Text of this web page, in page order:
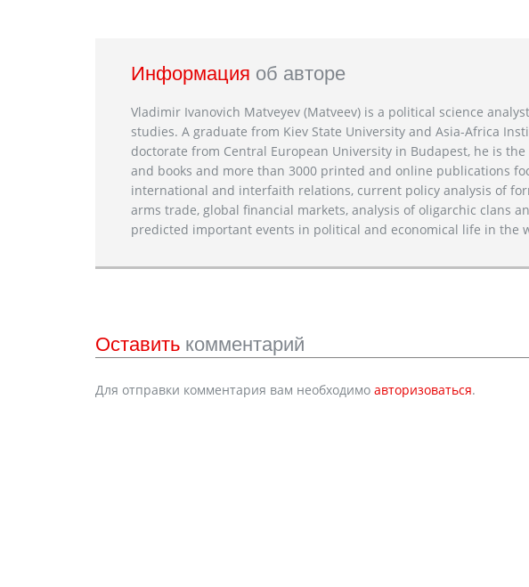
Информация об авторе
Vladimir Ivanovich Matveyev (Matveev) is a political science
studies. A graduate from Kiev State University and Asia-Africa
doctorate from Central European University in Budapest, he is
and books and more than 3000 printed and online publications
international and interfaith relations, current policy analysis of
arms trade, global financial markets, analysis of oligarchic clans
predicted important events in political and economical life in the
Оставить комментарий
Для отправки комментария вам необходимо авторизоваться.